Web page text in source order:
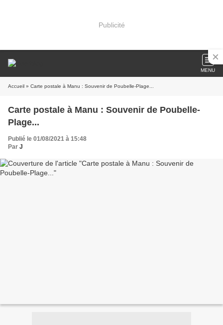
Publicité
MENU
Accueil » Carte postale à Manu : Souvenir de Poubelle-Plage...
Carte postale à Manu : Souvenir de Poubelle-
Plage...
Publié le 01/08/2021 à 15:48
Par J